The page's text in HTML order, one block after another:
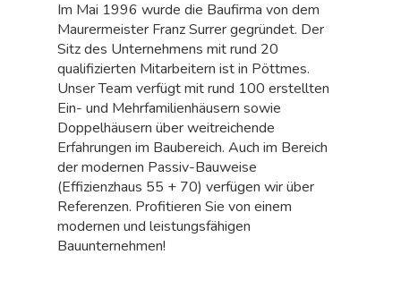
Im Mai 1996 wurde die Baufirma von dem
Maurermeister Franz Surrer gegründet. Der
Sitz des Unternehmens mit rund 20
qualifizierten Mitarbeitern ist in Pöttmes.
Unser Team verfügt mit rund 100 erstellten
Ein- und Mehrfamilienhäusern sowie
Doppelhäusern über weitreichende
Erfahrungen im Baubereich. Auch im Bereich
der modernen Passiv-Bauweise
(Effizienzhaus 55 + 70) verfügen wir über
Referenzen. Profitieren Sie von einem
modernen und leistungsfähigen
Bauunternehmen!